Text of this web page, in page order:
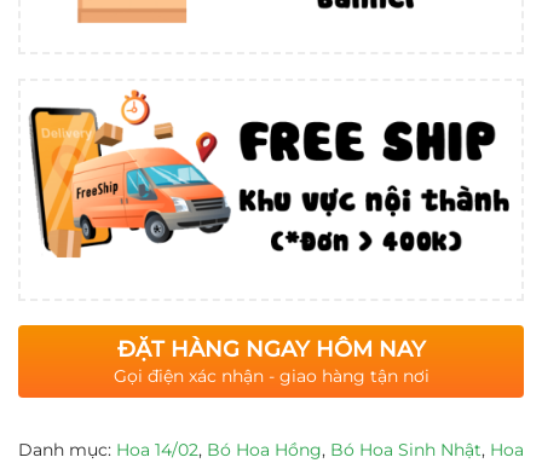
ĐẶT HÀNG NGAY HÔM NAY
Gọi điện xác nhận - giao hàng tận nơi
Danh mục: Hoa 14/02, Bó Hoa Hồng, Bó Hoa Sinh Nhật, Hoa